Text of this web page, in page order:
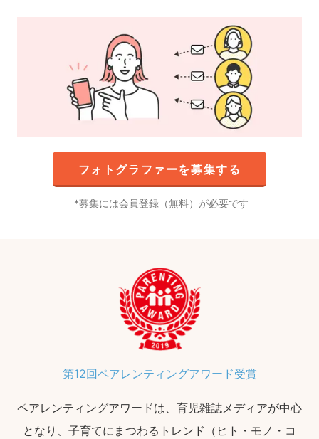
フォトグラファーを募集する
募集には会員登録（無料）が必要です
第12回ペアレンティングアワード受賞
ペアレンティングアワードは、育児雑誌メディアが中心
となり、子育てにまつわるトレンド（ヒト・モノ・コ